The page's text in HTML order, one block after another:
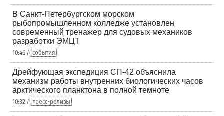
В Санкт-Петербургском морском
рыбопромышленном колледже установлен
современный тренажер для судовых механиков
разработки ЭМЦТ
10:46 / события
Дрейфующая экспедиция СП-42 объяснила
механизм работы внутренних биологических часов
арктического планктона в полной темноте
10:32 / пресс-релизы